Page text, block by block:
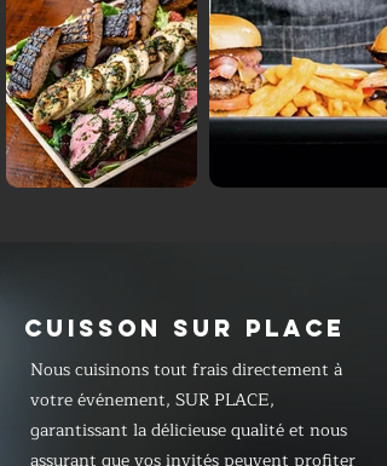
CUISSON SUR PLACE
Nous cuisinons tout frais directement à
votre événement, SUR PLACE,
garantissant la délicieuse qualité et nous